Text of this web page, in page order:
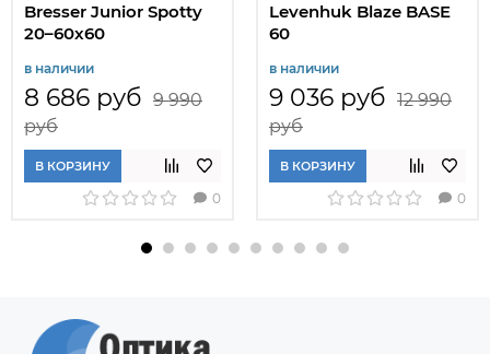
Bresser Junior Spotty
20–60x60
в наличии
8 686 руб 9 990
руб
В КОРЗИНУ
0
Levenhuk Blaze BASE
60
в наличии
9 036 руб 12 990
руб
В КОРЗИНУ
0